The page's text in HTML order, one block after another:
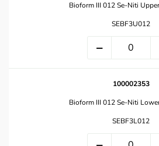
Bioform III 012 Se-Niti
SEBF3U012
100002353
Bioform III 012 Se-Niti
SEBF3L012